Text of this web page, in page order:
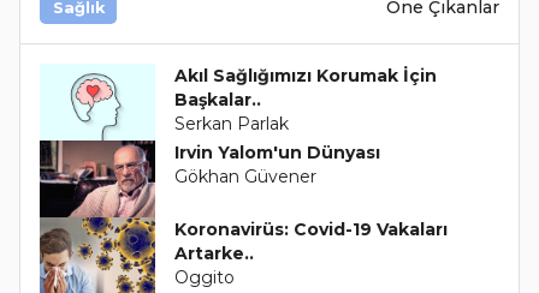
Sağlık Öne Çıkanlar
Akıl Sağlığımızı Korumak İçin
Başkalar..
Serkan Parlak
Irvin Yalom'un Dünyası
Gökhan Güvener
Koronavirüs: Covid-19 Vakaları
Artarke..
Oggito